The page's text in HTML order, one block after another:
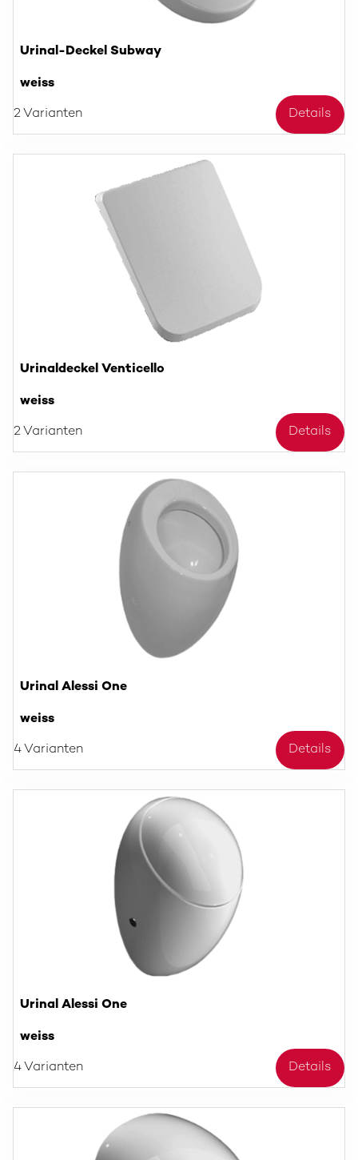
Urinal-Deckel Subway
weiss
2 Varianten Details
Urinaldeckel Venticello
weiss
2 Varianten Details
Urinal Alessi One
weiss
4 Varianten Details
Urinal Alessi One
weiss
4 Varianten Details